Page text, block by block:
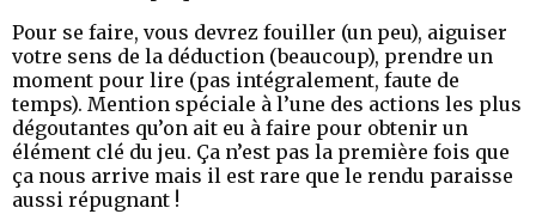
Pour se faire, vous devrez fouiller (un peu), aiguiser
votre sens de la déduction (beaucoup), prendre un
moment pour lire (pas intégralement, faute de
temps). Mention spéciale à l’une des actions les plus
dégoutantes qu’on ait eu à faire pour obtenir un
élément clé du jeu. Ça n’est pas la première fois que
ça nous arrive mais il est rare que le rendu paraisse
aussi répugnant !